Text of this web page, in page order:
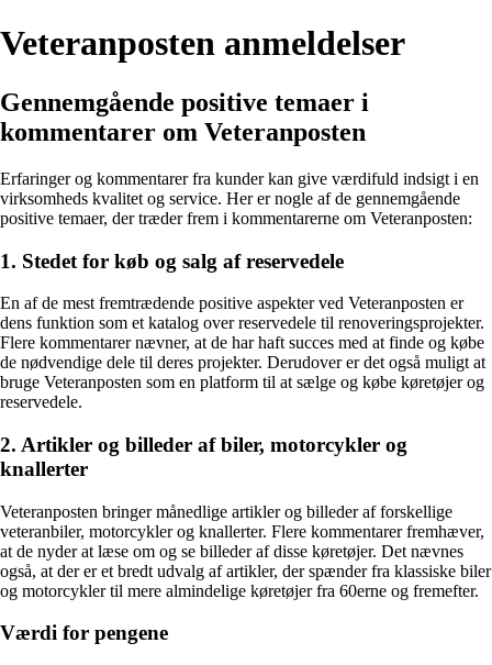
Veteranposten anmeldelser
Gennemgående positive temaer i
kommentarer om Veteranposten
Erfaringer og kommentarer fra kunder kan give værdifuld indsigt i en
virksomheds kvalitet og service. Her er nogle af de gennemgående
positive temaer, der træder frem i kommentarerne om Veteranposten:
1. Stedet for køb og salg af reservedele
En af de mest fremtrædende positive aspekter ved Veteranposten er
dens funktion som et katalog over reservedele til renoveringsprojekter.
Flere kommentarer nævner, at de har haft succes med at finde og købe
de nødvendige dele til deres projekter. Derudover er det også muligt at
bruge Veteranposten som en platform til at sælge og købe køretøjer og
reservedele.
2. Artikler og billeder af biler, motorcykler og
knallerter
Veteranposten bringer månedlige artikler og billeder af forskellige
veteranbiler, motorcykler og knallerter. Flere kommentarer fremhæver,
at de nyder at læse om og se billeder af disse køretøjer. Det nævnes
også, at der er et bredt udvalg af artikler, der spænder fra klassiske biler
og motorcykler til mere almindelige køretøjer fra 60erne og fremefter.
Værdi for pengene